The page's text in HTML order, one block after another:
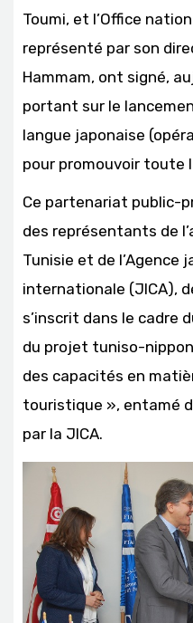
Toumi, et l’Office
représenté par son
Hammam, ont signé,
portant sur le
langue japonaise
pour promouvoir toute
Ce partenariat public-
des représentants de
Tunisie et de l’Agence
internationale (JICA),
s’inscrit dans le cadre
du projet tuniso-
des capacités en
touristique », entamé
par la JICA.